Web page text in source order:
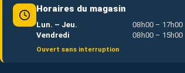
Horaires du magasin
Lun. – Jeu.
08h00 – 17h00
Vendredi
08h00 – 15h00
Ouvert sans interruption